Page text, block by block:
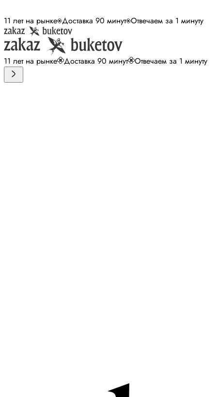
11 лет на рынке Доставка 90 минут Отвечаем за 1 минуту
11 лет на рынке Доставка 90 минут Отвечаем за 1 минуту